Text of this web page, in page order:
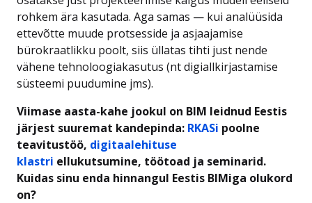
rohkem ära kasutada. Aga samas — kui analüüsida
ettevõtte muude protsesside ja asjaajamise
bürokraatlikku poolt, siis üllatas tihti just nende
vähene tehnoloogiakasutus (nt digiallkirjastamise
süsteemi puudumine jms).
Viimase aasta-kahe jookul on BIM leidnud Eestis
järjest suuremat kandepinda: RKASi poolne
teavitustöö, digitaalehituse
klastri ellukutsumine, töötoad ja seminarid.
Kuidas sinu enda hinnangul Eestis BIMiga olukord
on?